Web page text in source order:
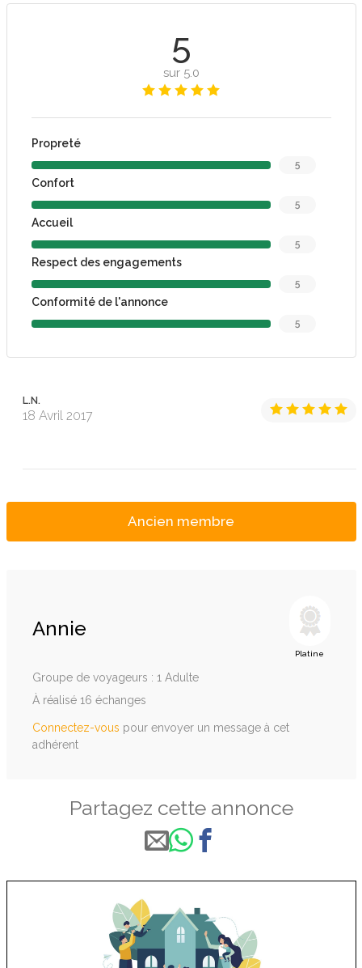
5
sur 5.0
Propreté
5
Confort
5
Accueil
5
Respect des engagements
5
Conformité de l'annonce
5
L.N.
18 Avril 2017
Ancien membre
Annie
Platine
Groupe de voyageurs : 1 Adulte
À réalisé 16 échanges
Connectez-vous pour envoyer un message à cet
adhérent
Partagez cette annonce